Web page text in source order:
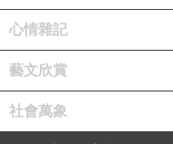
Real Barrier
感凝凍介紹
酋姐很喜歡
心情雜記
藝文欣賞
社會萬象